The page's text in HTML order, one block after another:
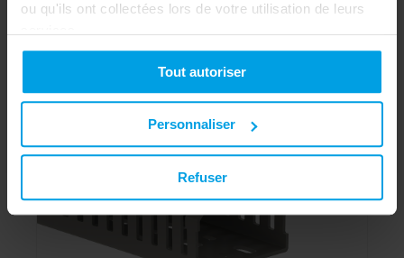
ou qu'ils ont collectées lors de votre utilisation de leurs
Tout autoriser
Personnaliser
Refuser